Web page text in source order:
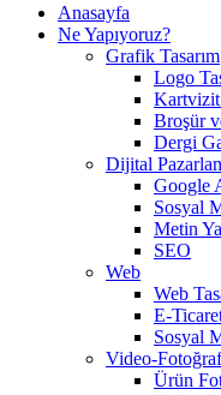
Anasayfa
Ne Yapıyoruz?
Grafik Tasarım
Logo
Kartvizit
Broşür
Dergi
Dijital
Google
Sosyal
Metin
SEO
Web
Web
E-
Sosyal
Video-Fotoğraf
Ürün